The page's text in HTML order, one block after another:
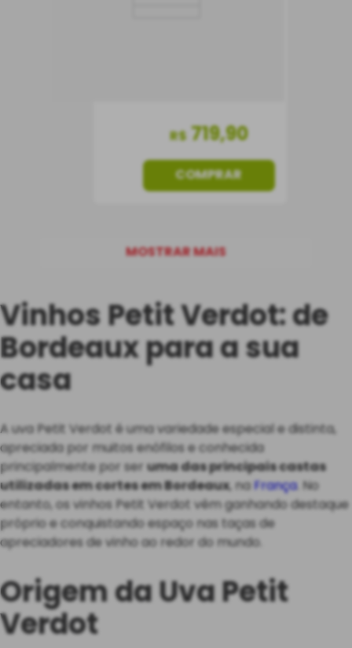
R$ 719,90
COMPRAR
MOSTRAR MAIS
Vinhos Petit Verdot: de
Bordeaux para a sua
casa
A uva Petit Verdot é uma variedade especial e distinta,
apreciada por muitos enófilos e conhecida
principalmente por seruma das principais castas
utilizadas em cortes em Bordeaux, naFrança. No
entanto, os vinhos Petit Verdot vêm ganhando destaque
próprio e conquistando espaço nas taças de
apreciadores de vinho ao redor do mundo.
Origem da Uva Petit
Verdot